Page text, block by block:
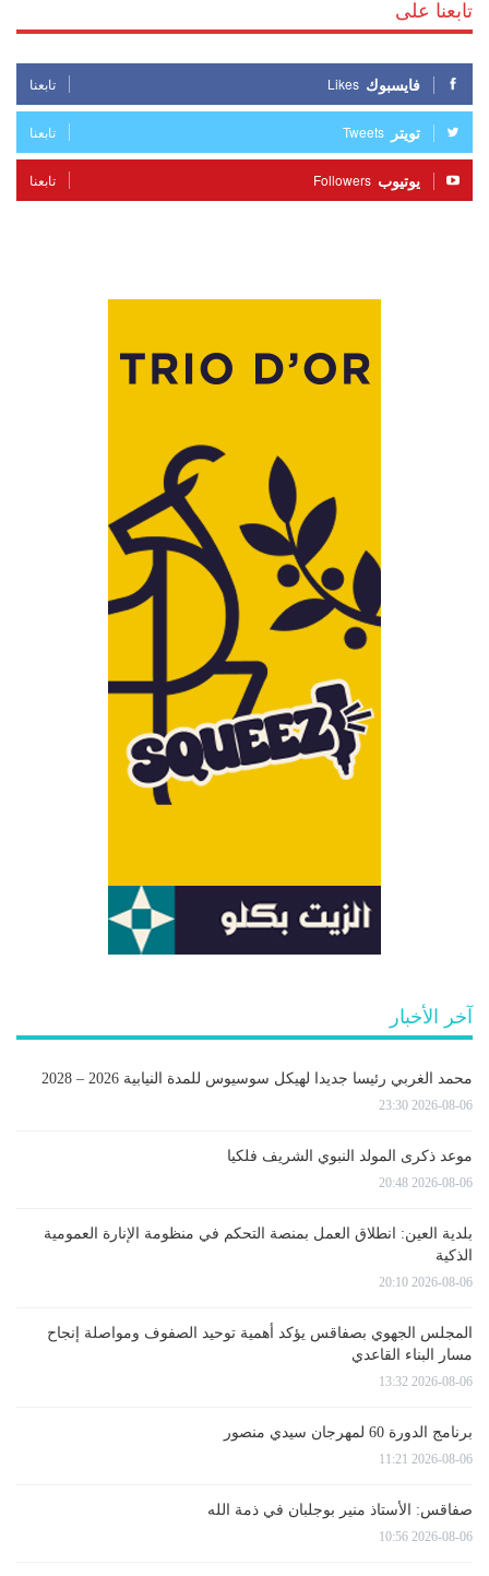
تابعنا على
فايسبوك Likes تابعنا
تويتر Tweets تابعنا
يوتيوب Followers تابعنا
آخر الأخبار
محمد الغربي رئيسا جديدا لهيكل سوسيوس للمدة النيابية 2026 – 2028
2026-08-06 23:30
موعد ذكرى المولد النبوي الشريف فلكيا
2026-08-06 20:48
بلدية العين: انطلاق العمل بمنصة التحكم في منظومة الإنارة العمومية
الذكية
2026-08-06 20:10
المجلس الجهوي بصفاقس يؤكد أهمية توحيد الصفوف ومواصلة إنجاح
مسار البناء القاعدي
2026-08-06 13:32
برنامج الدورة 60 لمهرجان سيدي منصور
2026-08-06 11:21
صفاقس: الأستاذ منير بوجلبان في ذمة الله
2026-08-06 10:56